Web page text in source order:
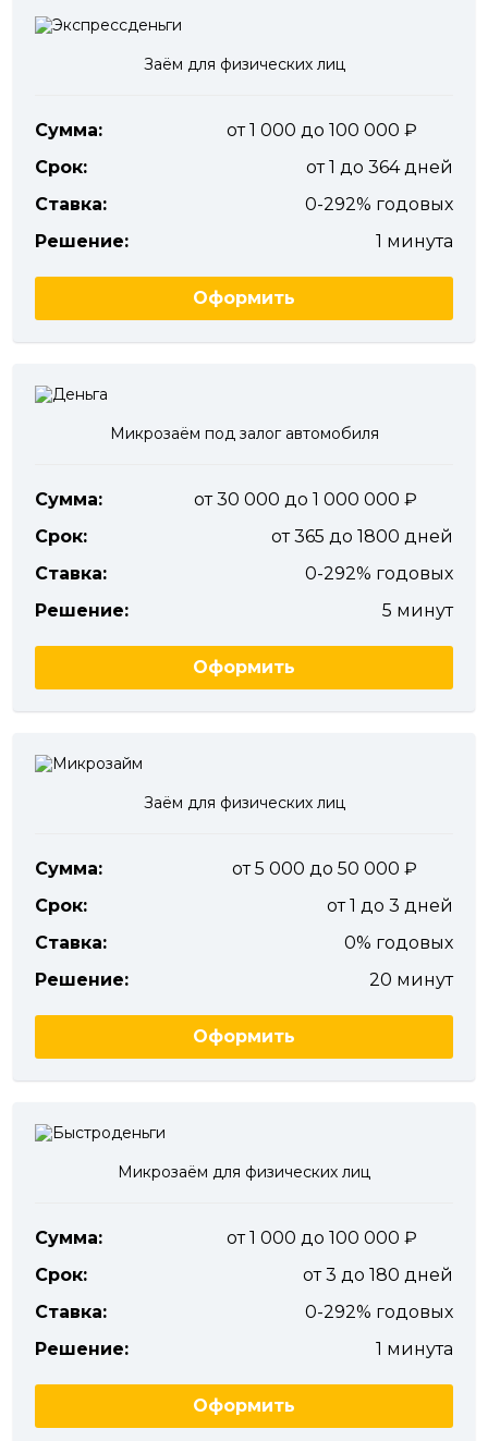
Заём для физических лиц
Сумма:
от 1 000 до 100 000
Срок:
от 1 до 364 дней
Ставка:
0-292% годовых
Решение:
1 минута
Оформить
Микрозаём под залог автомобиля
Сумма:
от 30 000 до 1 000 000
Срок:
от 365 до 1800 дней
Ставка:
0-292% годовых
Решение:
5 минут
Оформить
Заём для физических лиц
Сумма:
от 5 000 до 50 000
Срок:
от 1 до 3 дней
Ставка:
0% годовых
Решение:
20 минут
Оформить
Микрозаём для физических лиц
Сумма:
от 1 000 до 100 000
Срок:
от 3 до 180 дней
Ставка:
0-292% годовых
Решение:
1 минута
Оформить